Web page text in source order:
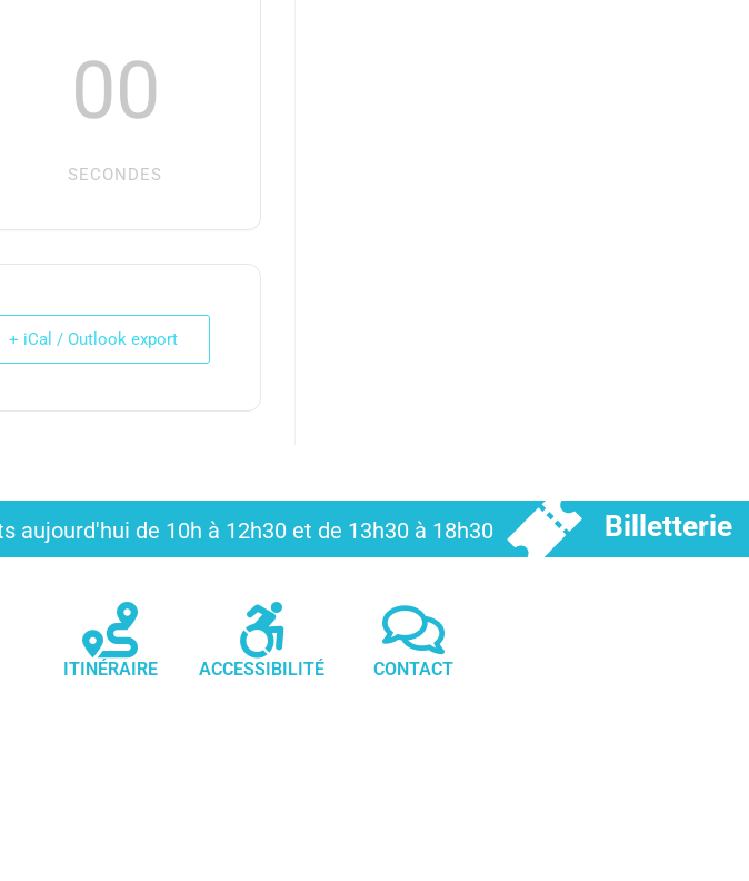
00
SECONDES
+ iCal / Outlook export
aujourd'hui de 10h à 12h30 et de 13h30 à 18h30 Billetterie
ITINÉRAIRE ACCESSIBILITÉ CONTACT